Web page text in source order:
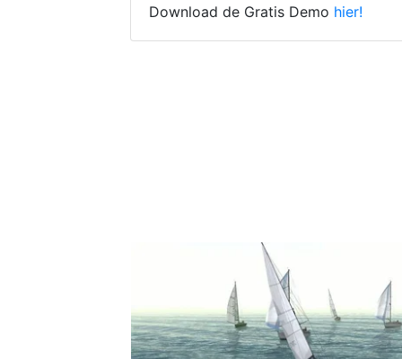
Download de Gratis Demo hier!